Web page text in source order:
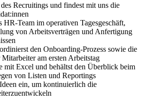
Recruitings und findest mit uns die
HR-Team im operativen Tagesgeschäft,
von Arbeitsverträgen und Anfertigung
den Onboarding-Prozess sowie die
am ersten Arbeitstag
mit Excel und behältst den Überblick beim
von Listen und Reportings
ein, um kontinuierlich die